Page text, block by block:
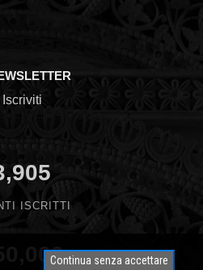
Iscriviti
ISCRITTI
Continua senza accettare